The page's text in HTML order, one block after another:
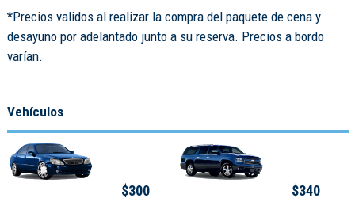
*Precios validos al realizar la compra del paquete de cena y
desayuno por adelantado junto a su reserva. Precios a bordo
varían.
Vehículos
$300 $340